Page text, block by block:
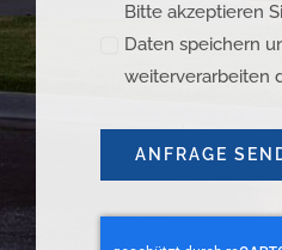
Bitte akzeptieren
Daten speichern
weiterverarbeiten
ANFRAGE